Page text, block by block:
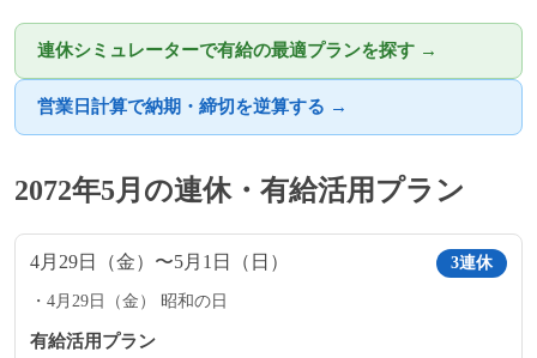
連休シミュレーターで有給の最適プランを探す →
営業日計算で納期・締切を逆算する →
2072年5月の連休・有給活用プラン
4月29日（金）〜5月1日（日） 3連休
4月29日（金） 昭和の日
有給活用プラン